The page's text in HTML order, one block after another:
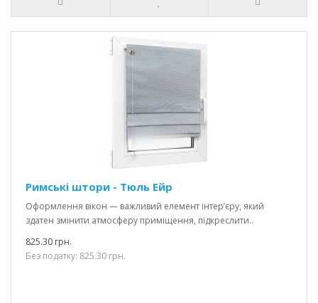
Римські штори - Тюль Ейр
Оформлення вікон — важливий елемент інтер’єру, який
здатен змінити атмосферу приміщення, підкреслити..
825.30 грн.
Без податку: 825.30 грн.